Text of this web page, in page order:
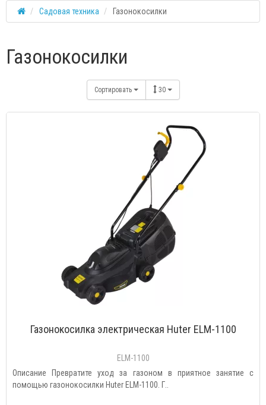
Садовая техника Газонокосилки
Газонокосилки
Сортировать 30
Газонокосилка электрическая Huter ELM-1100
ELM-1100
Описание Превратите уход за газоном в приятное занятие с
помощью газонокосилки Huter ELM-1100. Г..